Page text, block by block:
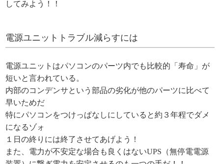
してみよう！！
電源ユニットトラブル減らすには
電源ユニットはパソコンのパーツ内でも比較的「寿命」が
短いと言われている。
内部のコンデンサという部品の劣化が他のパーツに比べて
早いためだ
特にパソコンをつけっぱなしにしていると約３年程でダメ
になるゾォ
１日の終りには終了させてあげよう！
また、電力が不安定な場合も良くはないUPS（無停電電源